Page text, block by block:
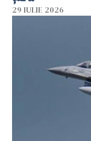
29 IULIE 2026